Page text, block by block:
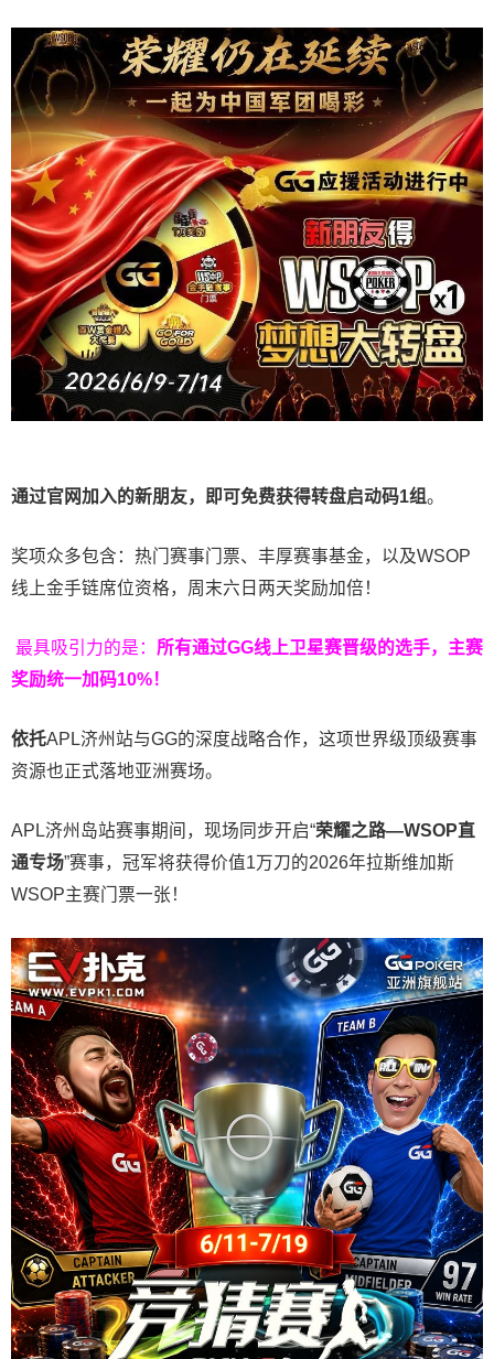
通过官网加入的新朋友，即可免费获得转盘启动码1组。
奖项众多包含：热门赛事门票、丰厚赛事基金，以及WSOP
线上金手链席位资格， 周末六日两天奖励加倍！
最具吸引力的是： 所有通过GG线上卫星赛晋级的选手，主赛
奖励统一加码10%！
依托APL济州站与GG的深度战略合作，这项世界级顶级赛事
资源也正式落地亚洲赛场。
APL济州岛站赛事期间，现场同步开启“荣耀之路—WSOP直
通专场”赛事，冠军将获得价值1万刀的2026年拉斯维加斯
WSOP主赛门票一张！